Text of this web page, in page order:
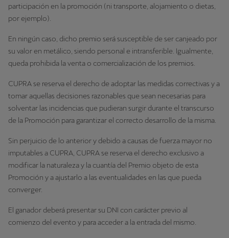
participación en la promoción (ni transporte, alojamiento o dietas,
por ejemplo).
En ningún caso, dicho premio será susceptible de ser canjeado por
su valor en metálico, siendo personal e intransferible. Igualmente,
queda prohibida la venta o comercialización de los premios.
CUPRA se reserva el derecho de adoptar las medidas correctivas y a
tomar aquellas decisiones razonables que sean necesarias para
solventar las incidencias que pudieran surgir durante el transcurso
de la Promoción para garantizar el correcto desarrollo de la misma.
Sin perjuicio de lo anterior y debido a causas de fuerza mayor no
imputables a CUPRA, CUPRA se reserva el derecho exclusivo a
modificar la naturaleza y la cuantía del Premio objeto de esta
Promoción y a ajustarlo a las eventualidades en las que pueda
converger.
El ganador deberá presentar su DNI con carácter previo al
comienzo del evento y para acceder a la entrada del mismo.